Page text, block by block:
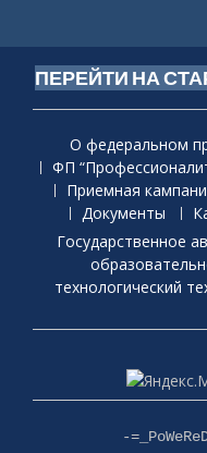
ПЕРЕЙТИ НА
О федеральном
ФП
Приемная
Документы
Государственное
технологический
-